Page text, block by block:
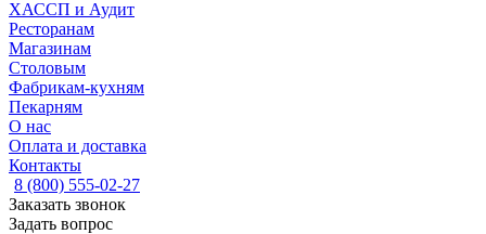
ХАССП и Аудит
Ресторанам
Магазинам
Столовым
Фабрикам-кухням
Пекарням
О нас
Оплата и доставка
Контакты
8 (800) 555-02-27
Заказать звонок
Задать вопрос